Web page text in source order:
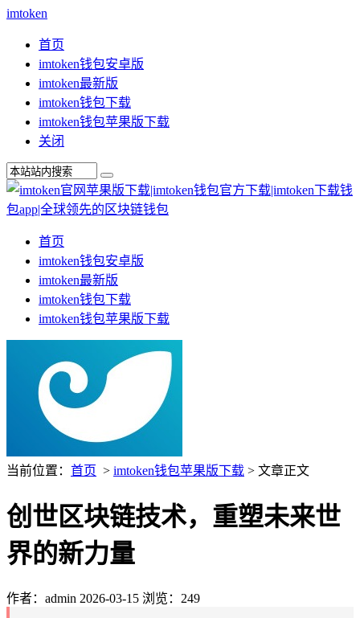
imtoken
首页
imtoken钱包安卓版
imtoken最新版
imtoken钱包下载
imtoken钱包苹果版下载
关闭
首页
imtoken钱包安卓版
imtoken最新版
imtoken钱包下载
imtoken钱包苹果版下载
当前位置： 首页 > imtoken钱包苹果版下载 > 文章正文
创世区块链技术，重塑未来世
界的新力量
作者：admin 2026-03-15 浏览：249